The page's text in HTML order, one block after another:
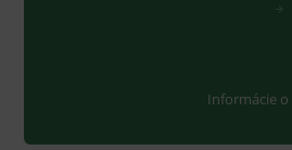
Informácie